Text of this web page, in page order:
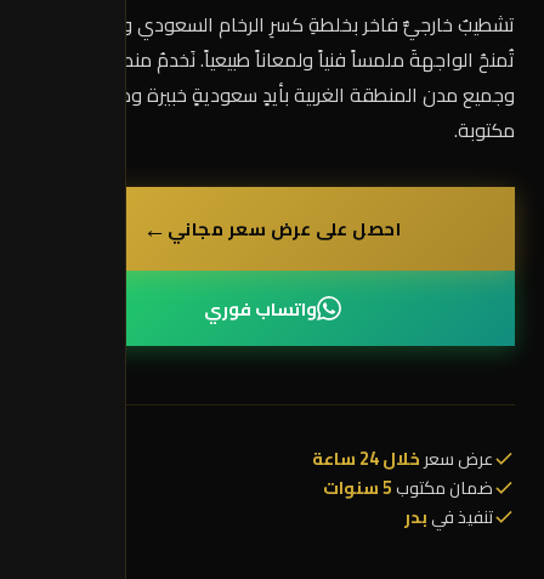
تشطيبٌ خارجيٌّ فاخر بخلطةِ كسرِ الرخام السعودي والإسباني،
تُمنحُ الواجهةَ ملمساً فنياً ولمعاناً طبيعياً. نَخدمُ منطقة
وجميع مدن المنطقة الغربية بأيدٍ سعوديةٍ خبيرة وضماناتٍ
مكتوبة.
احصل على عرض سعر مجاني←
واتساب فوري
عرض سعرخلال 24 ساعة
ضمان مكتوب5 سنوات
تنفيذ فيبدر